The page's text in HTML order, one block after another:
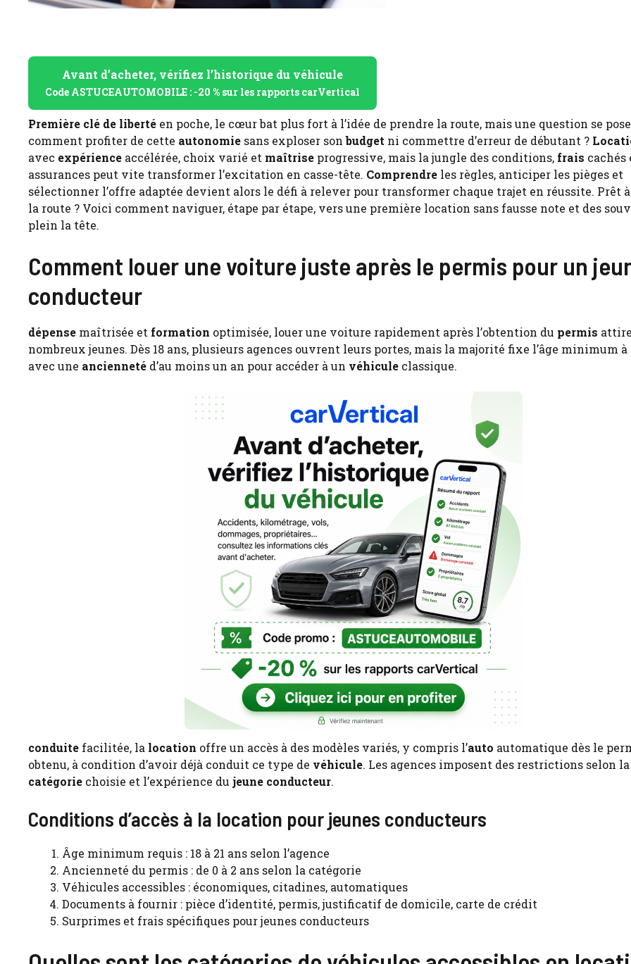
Avant d’acheter, vérifiez l’historique du véhicule
Code ASTUCEAUTOMOBILE : -20 % sur les rapports carVertical
Première clé de liberté en poche, le cœur bat plus fort à l’idée de prendre la route, mais une question se
comment profiter de cette autonomie sans exploser sonbudget ni commettre d’erreur de débutant ?
avec expérience accélérée, choix varié et maîtrise progressive, mais la jungle des conditions, frais cachés
assurances peut vite transformer l’excitation en casse-tête. Comprendre les règles, anticiper les pièges et
sélectionner l’offre adaptée devient alors le défi à relever pour transformer chaque trajet en réussite. Prêt
la route ? Voici comment naviguer, étape par étape, vers une première location sans fausse note et des
plein la tête.
Comment louer une voiture juste après le permis pour un
conducteur
dépense maîtrisée et formation optimisée, louer une voiture rapidement après l’obtention du permis
nombreux jeunes. Dès 18 ans, plusieurs agences ouvrent leurs portes, mais la majorité fixe l’âge minimum à
avec une ancienneté d’au moins un an pour accéder à un véhicule classique.
conduite facilitée, la location offre un accès à des modèles variés, y compris l’auto automatique dès le
obtenu, à condition d’avoir déjà conduit ce type de véhicule. Les agences imposent des restrictions selon la
catégorie choisie et l’expérience du jeune conducteur.
Conditions d’accès à la location pour jeunes conducteurs
Âge minimum requis : 18 à 21 ans selon l’agence
Ancienneté du permis : de 0 à 2 ans selon la catégorie
Véhicules accessibles : économiques, citadines, automatiques
Documents à fournir : pièce d’identité, permis, justificatif de domicile, carte de crédit
Surprimes et frais spécifiques pour jeunes conducteurs